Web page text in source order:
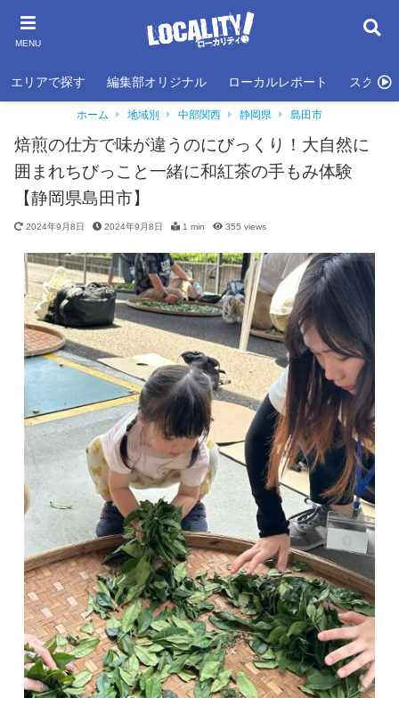
MENU
エリアで探す 編集部オリジナル ローカルレポート スクール
ホーム 地域別 中部関西 静岡県 島田市
焙煎の仕方で味が違うのにびっくり！大自然に
囲まれちびっこと一緒に和紅茶の手もみ体験
【静岡県島田市】
2024年9月8日 2024年9月8日 1 min 355 views